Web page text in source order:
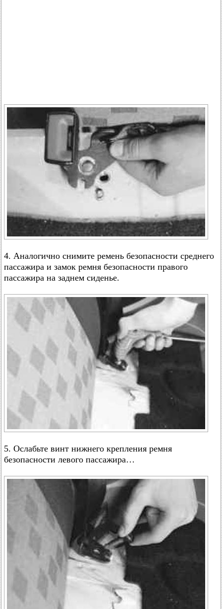
4. Аналогично снимите ремень безопасности среднего
пассажира и замок ремня безопасности правого
пассажира на заднем сиденье.
5. Ослабьте винт нижнего крепления ремня
безопасности левого пассажира…